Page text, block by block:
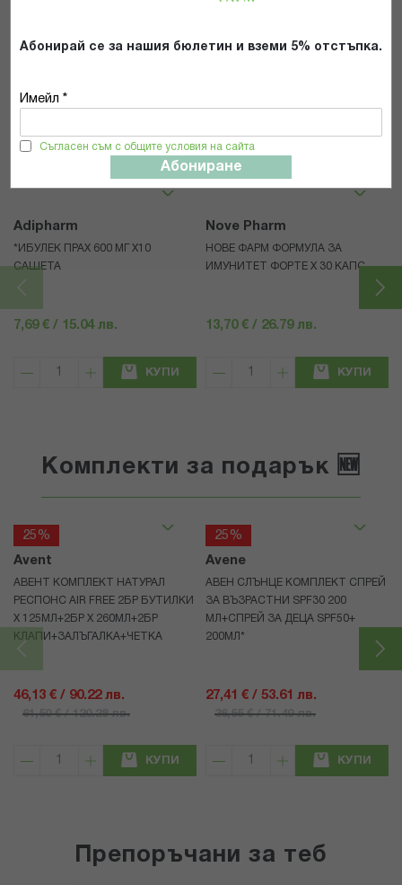
Абонирай се за нашия бюлетин и вземи 5% отстъпка.
Имейл *
Съгласен съм с общите условия на сайта
Абониране
ИЗПРАТИ
Популярни в тази категория
Adipharm
*ИБУЛЕК ПРАХ 600 МГ X10
САШЕТА
7,69 € / 15.04 лв.
КУПИ
Nove Pharm
НОВЕ ФАРМ ФОРМУЛА ЗА
ИМУНИТЕТ ФОРТЕ Х 30 КАПС
13,70 € / 26.79 лв.
КУПИ
Комплекти за подарък 🆕
25%
Avent
АВЕНТ КОМПЛЕКТ НАТУРАЛ
РЕСПОНС AIR FREE 2БР БУТИЛКИ
Х 125МЛ+2БР Х 260МЛ+2БР
КЛАПИ+ЗАЛЪГАЛКА+ЧЕТКА
46,13 € / 90.22 лв.
61,50 € / 120.28 лв.
КУПИ
25%
Avene
АВЕН СЛЪНЦЕ КОМПЛЕКТ СПРЕЙ
ЗА ВЪЗРАСТНИ SPF30 200
МЛ+СПРЕЙ ЗА ДЕЦА SPF50+
200МЛ*
27,41 € / 53.61 лв.
36,55 € / 71.49 лв.
КУПИ
Препоръчани за теб